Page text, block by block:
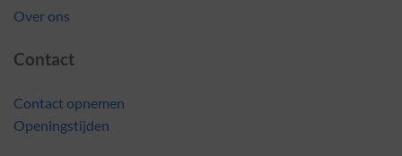
Over ons
Contact
Contact opnemen
Openingstijden